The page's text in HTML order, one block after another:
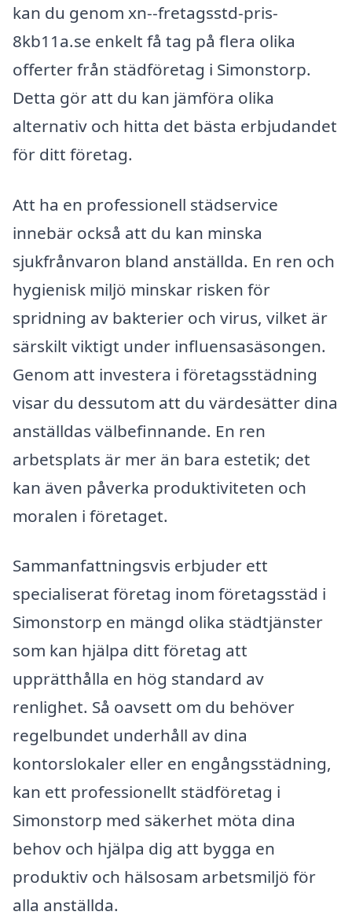
kan du genom xn--fretagsstd-pris-
8kb11a.se enkelt få tag på flera olika
offerter från städföretag i Simonstorp.
Detta gör att du kan jämföra olika
alternativ och hitta det bästa erbjudandet
för ditt företag.
Att ha en professionell städservice
innebär också att du kan minska
sjukfrånvaron bland anställda. En ren och
hygienisk miljö minskar risken för
spridning av bakterier och virus, vilket är
särskilt viktigt under influensasäsongen.
Genom att investera i företagsstädning
visar du dessutom att du värdesätter dina
anställdas välbefinnande. En ren
arbetsplats är mer än bara estetik; det
kan även påverka produktiviteten och
moralen i företaget.
Sammanfattningsvis erbjuder ett
specialiserat företag inom företagsstäd i
Simonstorp en mängd olika städtjänster
som kan hjälpa ditt företag att
upprätthålla en hög standard av
renlighet. Så oavsett om du behöver
regelbundet underhåll av dina
kontorslokaler eller en engångsstädning,
kan ett professionellt städföretag i
Simonstorp med säkerhet möta dina
behov och hjälpa dig att bygga en
produktiv och hälsosam arbetsmiljö för
alla anställda.